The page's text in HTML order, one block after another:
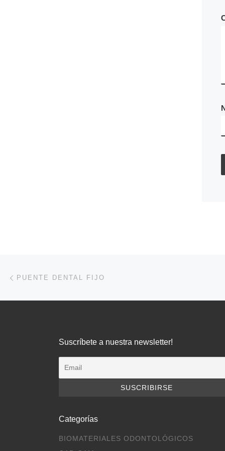
Navegación de entradas
PUENTE DENTAL FIJO
Suscríbete a nuestra newsletter!
Categorías
BIOMATERIALES ODONTOLÓGICOS